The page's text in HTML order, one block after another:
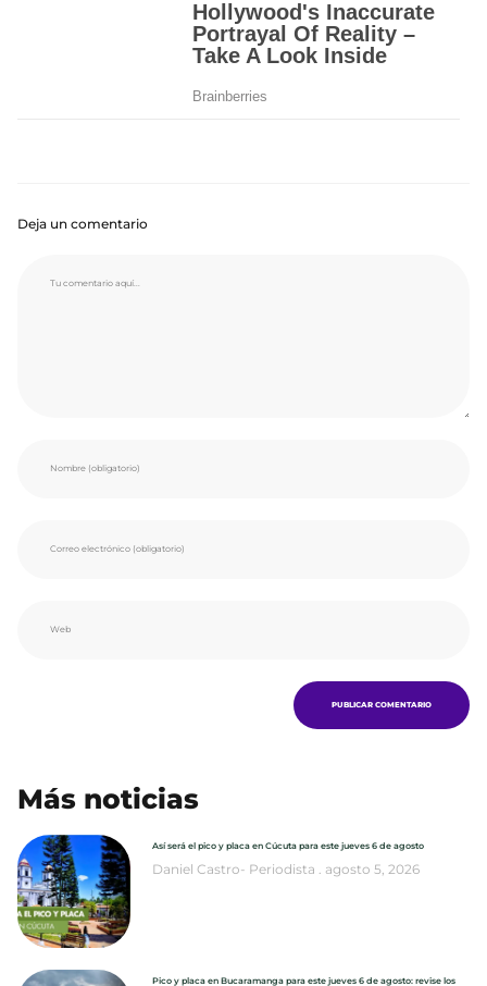
Deja un comentario
Más noticias
Así será el pico y placa en Cúcuta para este jueves 6 de agosto
Daniel Castro- Periodista agosto 5, 2026
Pico y placa en Bucaramanga para este jueves 6 de agosto: revise los